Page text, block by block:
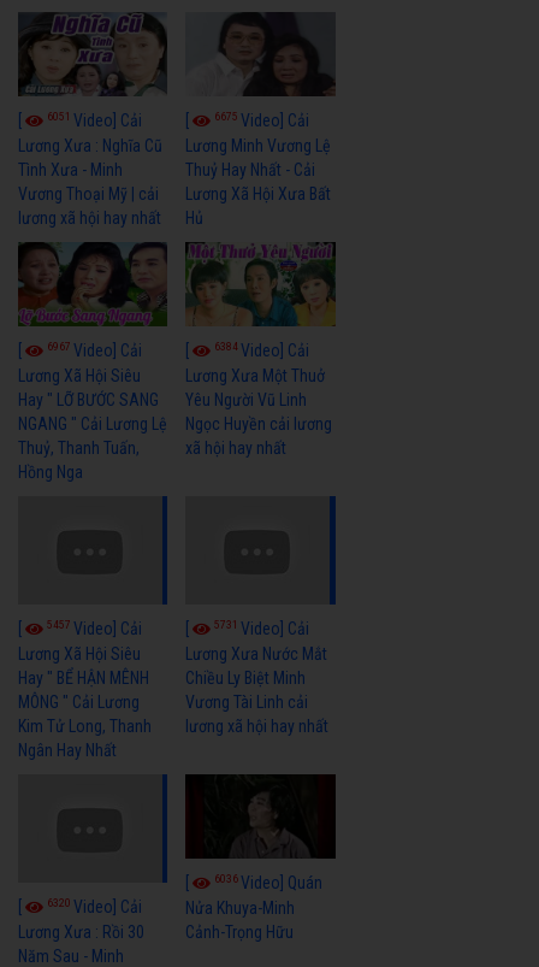
6051 Video] Cải
Lương Xưa : Nghĩa Cũ
Tình Xưa - Minh
Vương Thoại Mỹ | cải
lương xã hội hay nhất
6675Video] Cải
Lương Minh Vương Lệ
Thuỷ Hay Nhất - Cải
Lương Xã Hội Xưa Bất
Hủ
6967 Video] Cải
Lương Xã Hội Siêu
Hay " LỠ BƯỚC SANG
NGANG " Cải Lương Lệ
Thuỷ, Thanh Tuấn,
Hồng Nga
6384Video] Cải
Lương Xưa Một Thuở
Yêu Người Vũ Linh
Ngọc Huyền cải lương
xã hội hay nhất
5457 Video] Cải
Lương Xã Hội Siêu
Hay " BỂ HẬN MÊNH
MÔNG " Cải Lương
Kim Tử Long, Thanh
Ngân Hay Nhất
5731Video] Cải
Lương Xưa Nước Mắt
Chiều Ly Biệt Minh
Vương Tài Linh cải
lương xã hội hay nhất
6320 Video] Cải
Lương Xưa : Rồi 30
Năm Sau - Minh
6036Video] Quán
Nửa Khuya-Minh
Cảnh-Trọng Hữu